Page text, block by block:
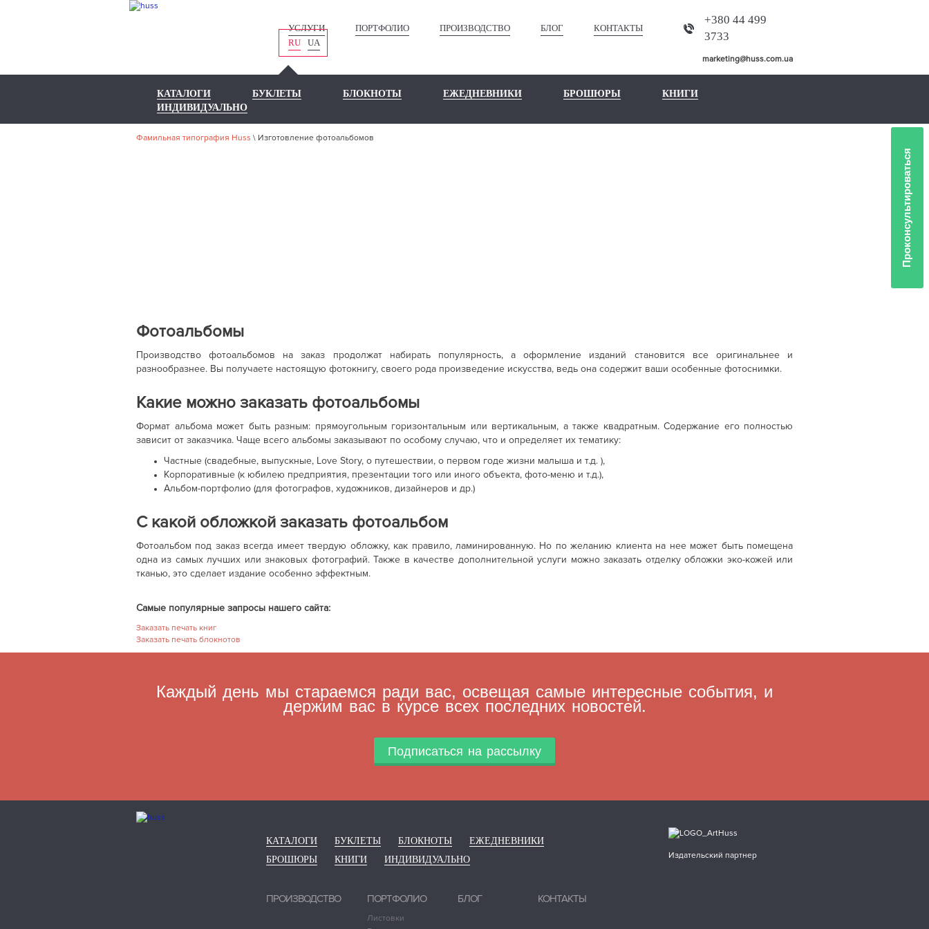
УСЛУГИ ПОРТФОЛИО ПРОИЗВОДСТВО БЛОГ
КОНТАКТЫ
RU
UA
+380 44 499
3733
marketing@huss.com.ua
КАТАЛОГИ БУКЛЕТЫ БЛОКНОТЫ ЕЖЕДНЕВНИКИ БРОШЮРЫ
КНИГИ
ИНДИВИДУАЛЬНО
Фамильная типография Huss \ Изготовление фотоальбомов
Фотоальбомы
Производство фотоальбомов на заказ продолжат набирать популярность, а оформление изданий становится все оригинальнее и
разнообразнее. Вы получаете настоящую фотокнигу, своего рода произведение искусства, ведь она содержит ваши особенные фотоснимки.
Какие можно заказать фотоальбомы
Формат альбома может быть разным: прямоугольным горизонтальным или вертикальным, а также квадратным. Содержание его полностью
зависит от заказчика. Чаще всего альбомы заказывают по особому случаю, что и определяет их тематику:
Частные (свадебные, выпускные, Love Story, о путешествии, о первом годе жизни малыша и т.д. ),
Корпоративные (к юбилею предприятия, презентации того или иного объекта, фото-меню и т.д.),
Альбом-портфолио (для фотографов, художников, дизайнеров и др.)
С какой обложкой заказать фотоальбом
Фотоальбом под заказ всегда имеет твердую обложку, как правило, ламинированную. Но по желанию клиента на нее может быть помещена
одна из самых лучших или знаковых фотографий. Также в качестве дополнительной услуги можно заказать отделку обложки эко-кожей или
тканью, это сделает издание особенно эффектным.
Самые популярные запросы нашего сайта:
Заказать печать книг
Заказать печать блокнотов
Каждый день мы стараемся ради вас, освещая самые интересные события, и
держим вас в курсе всех последних новостей.
Подписаться на рассылку
Проконсультироваться
КАТАЛОГИ БУКЛЕТЫ БЛОКНОТЫ
ЕЖЕДНЕВНИКИ
БРОШЮРЫ
КНИГИ ИНДИВИДУАЛЬНО
ПРОИЗВОДСТВО ПОРТФОЛИО
Листовки
БЛОГ КОНТАКТЫ
Издательский партнер